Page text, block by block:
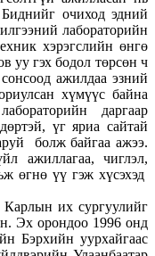
очиход эдний
лабораторийн
хэрэгслийн өнгө
уу гэх бодол төрсөн ч
ажилдаа эзний
хүмүүс байна
даргаар
үг яриа сайтай
болж байгаа ажээ.
ажиллагаа, чиглэл,
өгнө үү гэж хүсэхэд
их сургуулийг
Эх орондоо 1996 онд
Бэрхийн уурхайгаас